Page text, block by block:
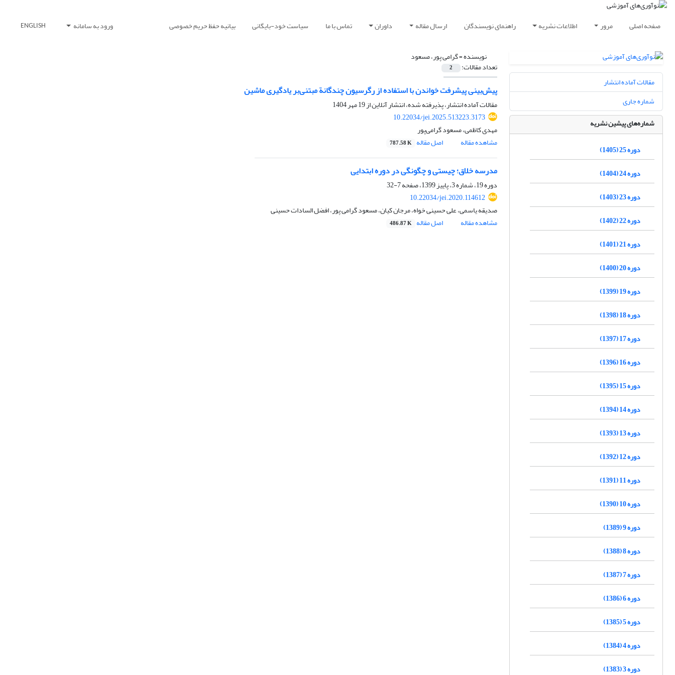
صفحه اصلی مرور اطلاعات نشریه راهنمای نویسندگان ارسال مقاله داوران تماس با ما سیاست خود-بایگانی بیانیه حفظ حریم خصوصی ورود به سامانه ENGLISH
نویسنده =گرامی پور، مسعود
تعداد مقالات: 2
پیش‌بینی پیشرفت خواندن با استفاده از رگرسیون چندگانة مبتنی‌بر یادگیری ماشین
مقالات آماده انتشار، پذیرفته شده، انتشار آنلاین از19 مهر 1404
10.22034/jei.2025.513223.3173
مهدی کاظمی، مسعود گرامی‌پور
مشاهده مقاله
اصل مقاله 787.58 K
مدرسه خلاق؛ چیستی و چگونگی در دوره ابتدایی
دوره 19، شماره 3، پاییز 1399، صفحه
7-32
10.22034/jei.2020.114612
صدیقه یاسمی، علی حسینی خواه، مرجان کیان، مسعود گرامی پور، افضل السادات حسینی
مشاهده مقاله
اصل مقاله 486.87 K
مقالات آماده انتشار
شماره جاری
شماره‌های پیشین نشریه
دوره 25 (1405)
دوره 24 (1404)
دوره 23 (1403)
دوره 22 (1402)
دوره 21 (1401)
دوره 20 (1400)
دوره 19 (1399)
دوره 18 (1398)
دوره 17 (1397)
دوره 16 (1396)
دوره 15 (1395)
دوره 14 (1394)
دوره 13 (1393)
دوره 12 (1392)
دوره 11 (1391)
دوره 10 (1390)
دوره 9 (1389)
دوره 8 (1388)
دوره 7 (1387)
دوره 6 (1386)
دوره 5 (1385)
دوره 4 (1384)
دوره 3 (1383)